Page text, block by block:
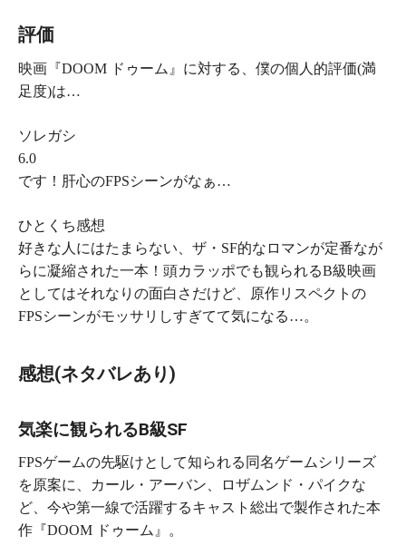
評価
映画『DOOM ドゥーム 』に対する、僕の個人的評価(満
足度)は…
ソレガシ
6.0
です！肝心のFPSシーンがなぁ…
ひとくち感想
好きな人にはたまらない、ザ・SF的なロマンが定番なが
らに凝縮された一本！頭カラッポでも観られるB級映画
としてはそれなりの面白さだけど、原作リスペクトの
FPSシーンがモッサリしすぎてて気になる…。
感想(ネタバレあり)
気楽に観られるB級SF
FPSゲームの先駆けとして知られる同名ゲームシリーズ
を原案に、カール・アーバン、ロザムンド・パイクな
ど、今や第一線で活躍するキャスト総出で製作された本
作『DOOM ドゥーム 』。